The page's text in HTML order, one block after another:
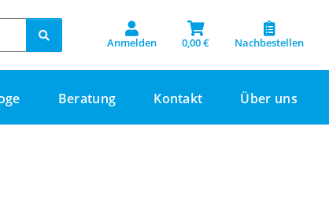
Anmelden 0,00 € Nachbestellen
Beratung Kontakt Über uns